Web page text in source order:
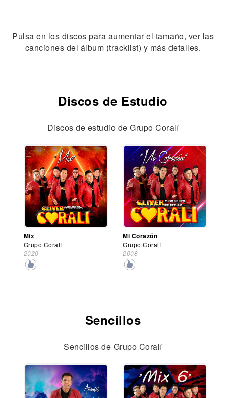
Pulsa en los discos para aumentar el tamaño, ver las
canciones del álbum (tracklist) y más detalles.
Discos de Estudio
Discos de estudio de Grupo Coralí
Mix
Grupo Coralí
2020
Mi Corazón
Grupo Coralí
2008
Sencillos
Sencillos de Grupo Coralí